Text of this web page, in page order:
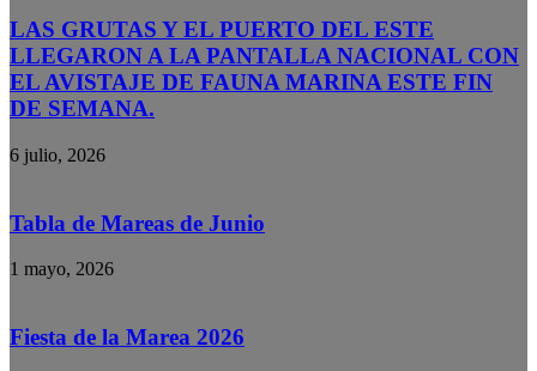
LAS GRUTAS Y EL PUERTO DEL ESTE
LLEGARON A LA PANTALLA NACIONAL CON
EL AVISTAJE DE FAUNA MARINA ESTE FIN
DE SEMANA.
6 julio, 2026
Tabla de Mareas de Junio
1 mayo, 2026
Fiesta de la Marea 2026